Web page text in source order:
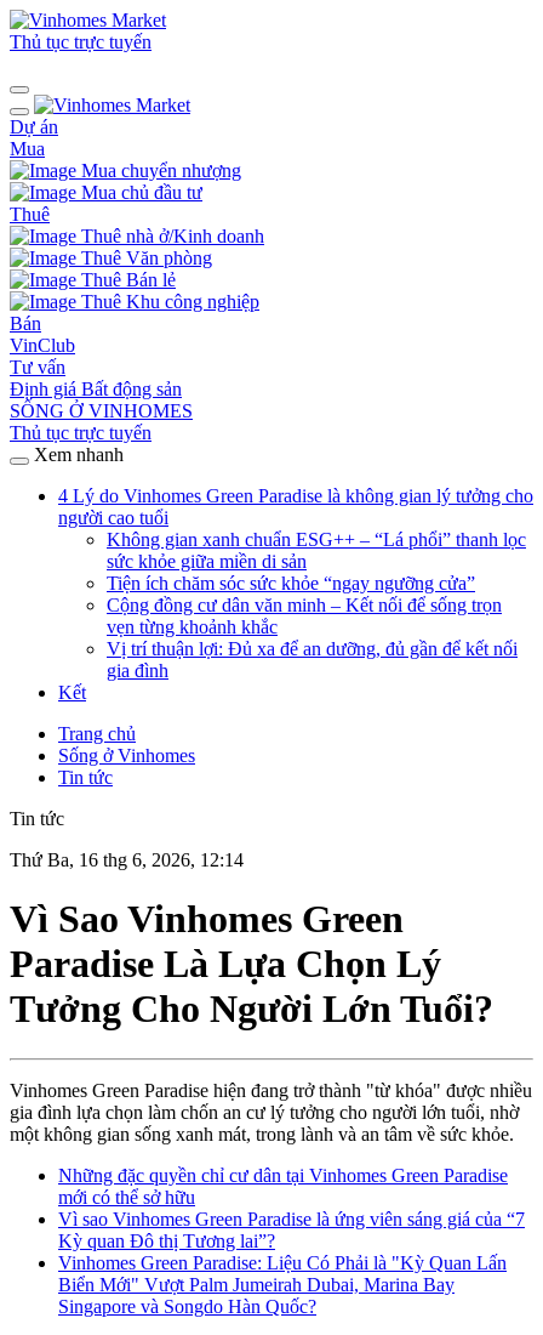
Thủ tục trực tuyến
Dự án
Mua
Mua chuyển nhượng
Mua chủ đầu tư
Thuê
Thuê nhà ở/Kinh doanh
Thuê Văn phòng
Thuê Bán lẻ
Thuê Khu công nghiệp
Bán
VinClub
Tư vấn
Định giá Bất động sản
SỐNG Ở VINHOMES
Thủ tục trực tuyến
Xem nhanh
4 Lý do Vinhomes Green Paradise là không gian lý tưởng cho
người cao tuổi
Không gian xanh chuẩn ESG++ – “Lá phổi” thanh lọc
sức khỏe giữa miền di sản
Tiện ích chăm sóc sức khỏe “ngay ngưỡng cửa”
Cộng đồng cư dân văn minh – Kết nối để sống trọn
vẹn từng khoảnh khắc
Vị trí thuận lợi: Đủ xa để an dưỡng, đủ gần để kết nối
gia đình
Kết
Trang chủ
Sống ở Vinhomes
Tin tức
Tin tức
Thứ Ba, 16 thg 6, 2026, 12:14
Vì Sao Vinhomes Green
Paradise Là Lựa Chọn Lý
Tưởng Cho Người Lớn Tuổi?
Vinhomes Green Paradise hiện đang trở thành "từ khóa" được nhiều
gia đình lựa chọn làm chốn an cư lý tưởng cho người lớn tuổi, nhờ
một không gian sống xanh mát, trong lành và an tâm về sức khỏe.
Những đặc quyền chỉ cư dân tại Vinhomes Green Paradise
mới có thể sở hữu
Vì sao Vinhomes Green Paradise là ứng viên sáng giá của “7
Kỳ quan Đô thị Tương lai”?
Vinhomes Green Paradise: Liệu Có Phải là "Kỳ Quan Lấn
Biển Mới" Vượt Palm Jumeirah Dubai, Marina Bay
Singapore và Songdo Hàn Quốc?